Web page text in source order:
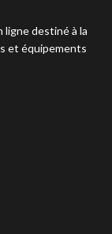
ligne destiné à la
et équipements